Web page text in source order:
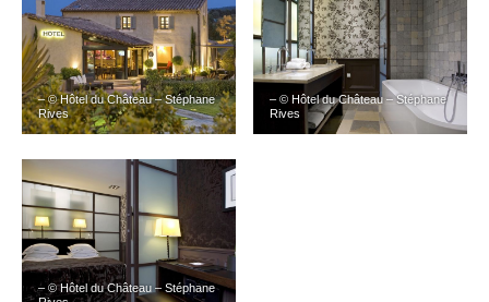
– © Hôtel du Château – Stéphane
Rives
– © Hôtel du Château – Stéphane
Rives
– © Hôtel du Château – Stéphane